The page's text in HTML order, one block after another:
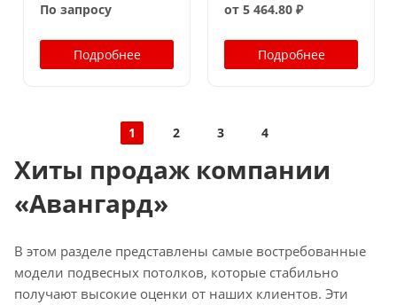
По запросу
Подробнее
от 5 464.80 ₽
Подробнее
1 2 3 4
Хиты продаж компании
«Авангард»
В этом разделе представлены самые востребованные
модели подвесных потолков, которые стабильно
получают высокие оценки от наших клиентов. Эти